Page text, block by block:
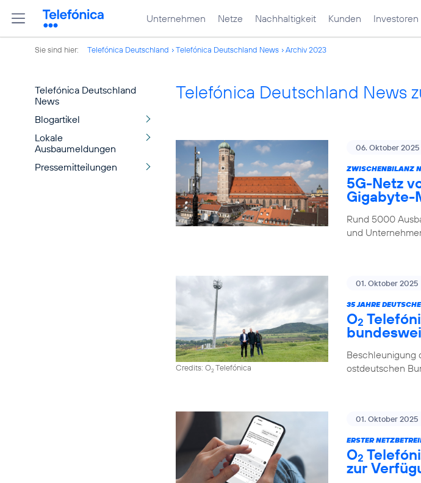
Unternehmen Netze Nachhaltigkeit Kunden Investoren
Sie sind hier: Telefónica Deutschland Telefónica Deutschland News Archiv 2023
Telefónica Deutschland
News
Blogartikel
Lokale
Ausbaumeldungen
Pressemitteilungen
Telefónica Deutschland News
06. Oktober 2025
ZWISCHENBILANZ
5G-Netz
Gigabyte-
Rund 5000
und
Credits: O2Telefónica
01. Oktober 2025
35 JAHRE
O2
Beschleunigung
ostdeutschen
01. Oktober 2025
ERSTER
O2
zur